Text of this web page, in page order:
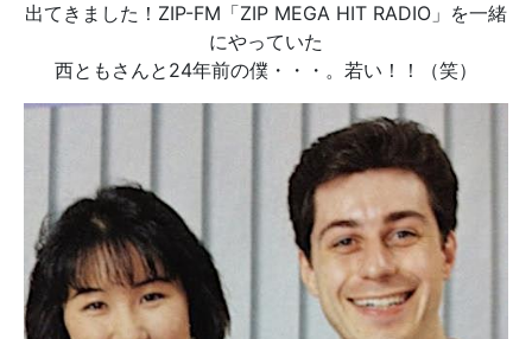
出てきました！ZIP-FM「ZIP MEGA HIT RADIO」を一緒
にやっていた
西ともさんと24年前の僕・・・。若い！！（笑）